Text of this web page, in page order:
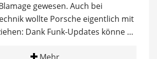
gewesen. Auch bei
wollte Porsche eigentlich mit
Dank Funk-Updates könne …